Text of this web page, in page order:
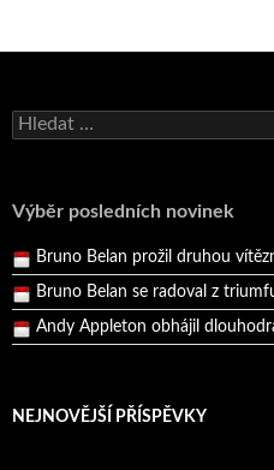
Vyhledávání
Výběr posledních novinek
Andy Appleton obhájil
Pražský přebor neskrblil
Bruno Belan prožil druhou
Bruno Belan se radoval z
Andy Appleton obhájil
Reprezentační dvojice brala
NEJNOVĚJŠÍ PŘÍSPĚVKY